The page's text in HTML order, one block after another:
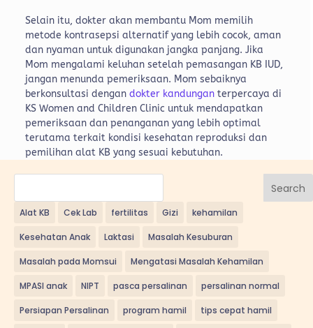
Selain itu, dokter akan membantu Mom memilih
metode kontrasepsi alternatif yang lebih cocok, aman
dan nyaman untuk digunakan jangka panjang. Jika
Mom mengalami keluhan setelah pemasangan KB IUD,
jangan menunda pemeriksaan. Mom sebaiknya
berkonsultasi dengan dokter kandunganterpercaya di
KS Women and Children Clinic untuk mendapatkan
pemeriksaan dan penanganan yang lebih optimal
terutama terkait kondisi kesehatan reproduksi dan
pemilihan alat KB yang sesuai kebutuhan.
Search
Alat KB Cek Lab fertilitas Gizi kehamilan
Kesehatan Anak Laktasi Masalah Kesuburan
Masalah pada Momsui Mengatasi Masalah Kehamilan
MPASI anak NIPT pasca persalinan persalinan normal
Persiapan Persalinan program hamil tips cepat hamil